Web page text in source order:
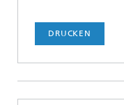
DRUCKEN